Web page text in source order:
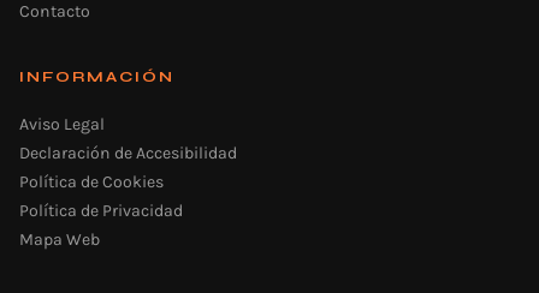
Contacto
INFORMACIÓN
Aviso Legal
Declaración de Accesibilidad
Política de Cookies
Política de Privacidad
Mapa Web